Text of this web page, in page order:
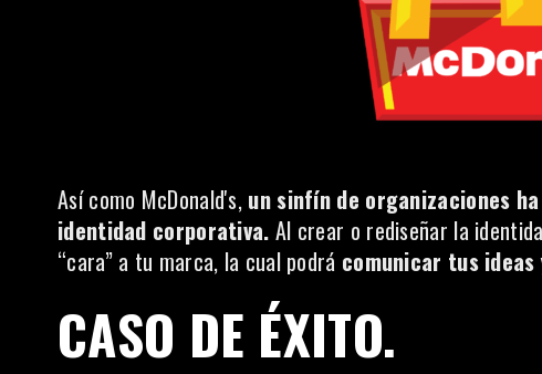
Así como McDonald's, un sinfín de organizaciones
identidad corporativa. Al crear o rediseñar la
“cara” a tu marca, la cual podrá comunicar tus
CASO DE ÉXITO.